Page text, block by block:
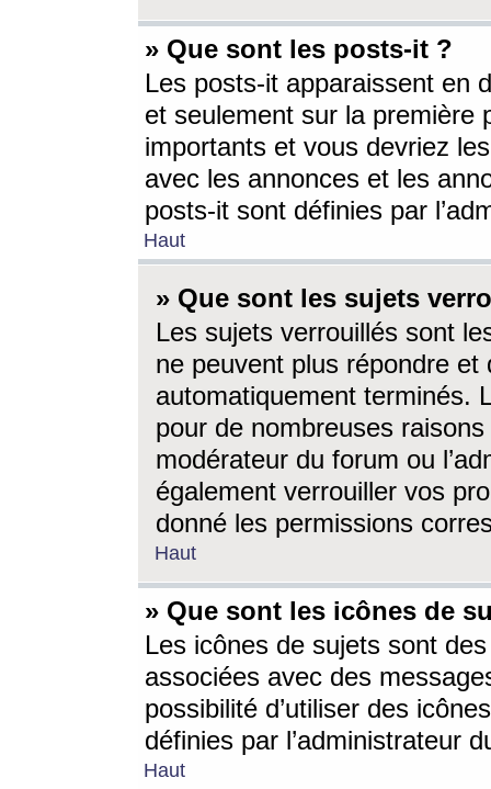
» Que sont les posts-it ?
Les posts-it apparaissent en
et seulement sur la première
importants et vous devriez
avec les annonces et les
posts-it sont définies par
Haut
» Que sont les sujets
Les sujets verrouillés sont
ne peuvent plus répondre
automatiquement terminés.
pour de nombreuses
modérateur du forum ou
également verrouiller vos
donné les permissions
Haut
» Que sont les icônes de
Les icônes de sujets sont
associées avec des
possibilité d’utiliser des
définies par l’administrateur
Haut